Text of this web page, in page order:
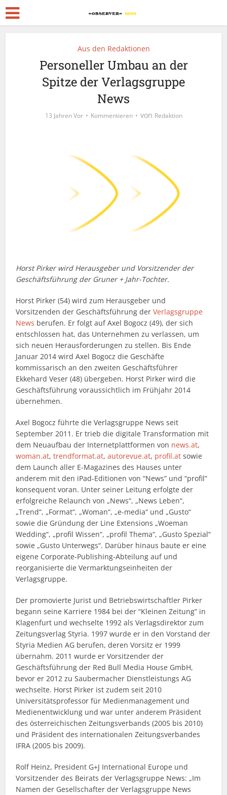
Aus den Redaktionen
Personeller Umbau an der
Spitze der Verlagsgruppe
News
13 Jahren Vor Kommentieren von Redaktion
Horst Pirker wird Herausgeber und Vorsitzender der
Geschäftsführung der Gruner + Jahr-Tochter.
Horst Pirker (54) wird zum Herausgeber und
Vorsitzenden der Geschäftsführung derVerlagsgruppe
News berufen. Er folgt auf Axel Bogocz (49), der sich
entschlossen hat, das Unternehmen zu verlassen, um
sich neuen Herausforderungen zu stellen. Bis Ende
Januar 2014 wird Axel Bogocz die Geschäfte
kommissarisch an den zweiten Geschäftsführer
Ekkehard Veser (48) übergeben. Horst Pirker wird die
Geschäftsführung voraussichtlich im Frühjahr 2014
übernehmen.
Axel Bogocz führte die Verlagsgruppe News seit
September 2011. Er trieb die digitale Transformation mit
dem Neuaufbau der Internetplattformen von news.at,
woman.at,trendformat.at,autorevue.at, profil.at sowie
dem Launch aller E-Magazines des Hauses unter
anderem mit den iPad-Editionen von “News” und “profil”
konsequent voran. Unter seiner Leitung erfolgte der
erfolgreiche Relaunch von „News“, „News Leben“,
„Trend“, „Format“, „Woman“, „e-media“ und „Gusto“
sowie die Gründung der Line Extensions „Woeman
Wedding“, „profil Wissen“, „profil Thema“, „Gusto Spezial“
sowie „Gusto Unterwegs“. Darüber hinaus baute er eine
eigene Corporate-Publishing-Abteilung auf und
reorganisierte die Vermarktungseinheiten der
Verlagsgruppe.
Der promovierte Jurist und Betriebswirtschaftler Pirker
begann seine Karriere 1984 bei der “Kleinen Zeitung” in
Klagenfurt und wechselte 1992 als Verlagsdirektor zum
Zeitungsverlag Styria. 1997 wurde er in den Vorstand der
Styria Medien AG berufen, deren Vorsitz er 1999
übernahm. 2011 wurde er Vorsitzender der
Geschäftsführung der Red Bull Media House GmbH,
bevor er 2012 zu Saubermacher Dienstleistungs AG
wechselte. Horst Pirker ist zudem seit 2010
Universitätsprofessor für Medienmanagement und
Medienentwicklung und war unter anderem Präsident
des österreichischen Zeitungsverbands (2005 bis 2010)
und Präsident des internationalen Zeitungsverbandes
IFRA (2005 bis 2009).
Rolf Heinz, President G+J International Europe und
Vorsitzender des Beirats der Verlagsgruppe News: „Im
Namen der Gesellschafter der Verlagsgruppe News